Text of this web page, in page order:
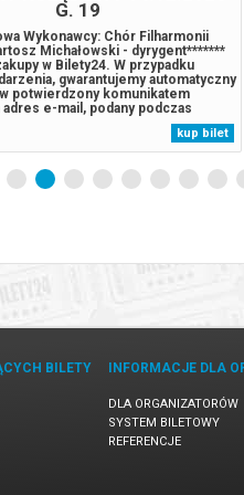
ZEMSTA Reżyseria: Waldemar
Scenografia, kostiumy: Maciej
Waldemar Śmigasiewicz, Maciej
Emil Wesołowski
Małgorzata Domańska
Waldemar Śmigasiewicz,
Producent wykonawczy i asystent
Przerazińska Obsada: Cześnik,
– Cezary Żak Rejent Milczek
kup bilet
BILETY INFORMACJE DLA
DLA ORGANIZATORÓW
SYSTEM BILETOWY
REFERENCJE